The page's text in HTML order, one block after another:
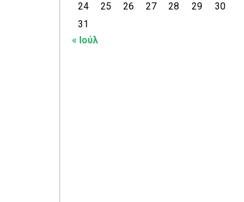
24
25 26 27 28 29
30
31
« Ιούλ